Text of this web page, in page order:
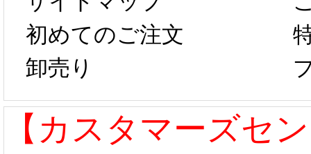
らコスプレ制
作、発送予定と
なります。 ...
第二
たし
ル期
初めてのご注文
卸売り
【カスタマーズセ